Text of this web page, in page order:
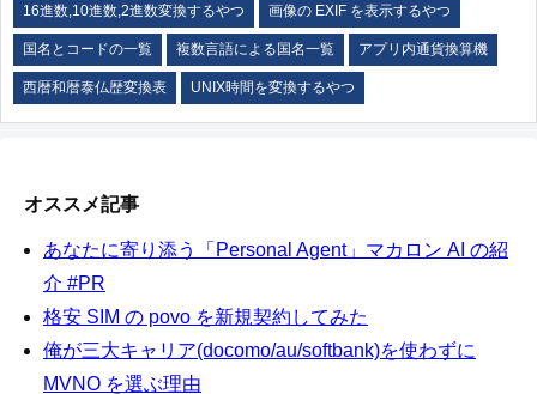
16進数,10進数,2進数変換するやつ 画像の EXIF を表示するやつ
国名とコードの一覧 複数言語による国名一覧 アプリ内通貨換算機
西暦和暦泰仏歴変換表 UNIX時間を変換するやつ
オススメ記事
あなたに寄り添う「Personal Agent」マカロン AI の紹
介 #PR
格安 SIM の povo を新規契約してみた
俺が三大キャリア(docomo/au/softbank)を使わずに
MVNO を選ぶ理由